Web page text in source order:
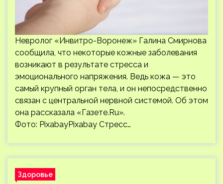
Невролог «Инвитро-Воронеж» Галина Смирнова
сообщила, что некоторые кожные заболевания
возникают в результате стресса и
эмоционального напряжения. Ведь кожа — это
самый крупный орган тела, и он непосредственно
связан с центральной нервной системой. Об этом
она рассказала «Газете.Ru».
Фото: PixabayPixabay Стресс…
Здоровье